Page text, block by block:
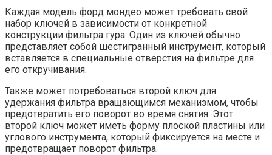
Каждая модель форд мондео может требовать свой
набор ключей в зависимости от конкретной
конструкции фильтра гура. Один из ключей обычно
представляет собой шестигранный инструмент, который
вставляется в специальные отверстия на фильтре для
его откручивания.
Также может потребоваться второй ключ для
удержания фильтра вращающимся механизмом, чтобы
предотвратить его поворот во время снятия. Этот
второй ключ может иметь форму плоской пластины или
углового инструмента, который фиксируется на месте и
предотвращает поворот фильтра.